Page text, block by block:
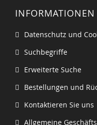
INFORMATIONEN
Datenschutz und
Suchbegriffe
Erweiterte Suche
Bestellungen und
Kontaktieren Sie uns
Allgemeine